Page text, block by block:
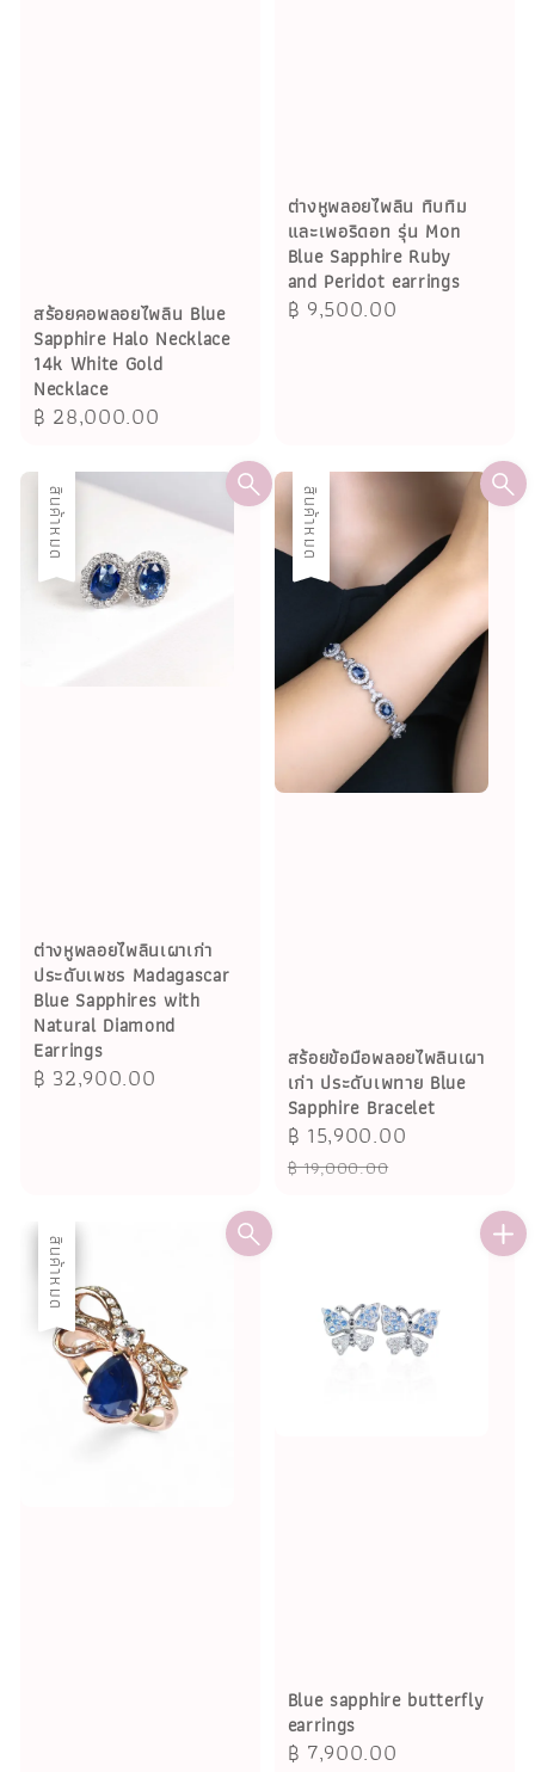
สร้อยคอพลอยไพลิน Blue
Sapphire Halo Necklace
14k White Gold
Necklace
Regular
฿ 28,000.00
ต่างหูพลอยไพลิน ทิบทิม
และเพอริดอท รุ่น Mon
Blue Sapphire Ruby
and Peridot earrings
Regular
฿ 9,500.00
สินค้าหมด
ต่างหูพลอยไพลินเผาเก่า
ประดับเพชร Madagascar
Blue Sapphires with
Natural Diamond
Earrings
Regular
฿ 32,900.00
ลด
สินค้าหมด
สร้อยข้อมือพลอยไพลินเผา
เก่า ประดับเพทาย Blue
Sapphire Bracelet
Sale
price
฿ 15,900.00
฿ 19,000.00
ลด
สินค้าหมด
Blue sapphire butterfly
earrings
Regular
฿ 7,900.00